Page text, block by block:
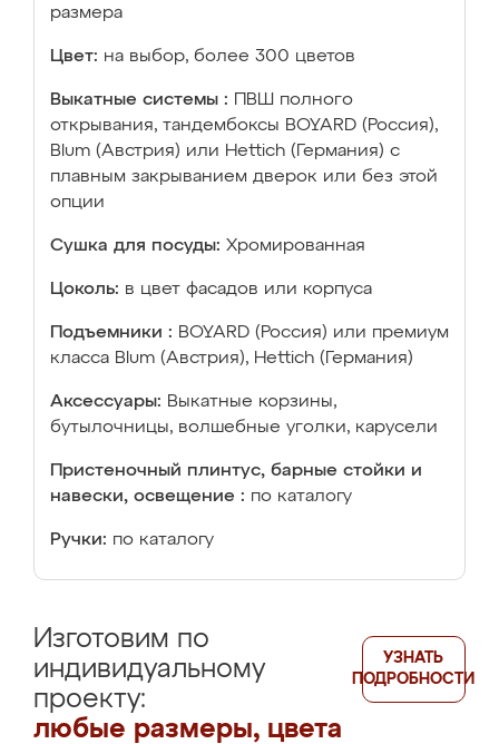
размера
Цвет: на выбор, более 300 цветов
Выкатные системы :
ПВШ полного
открывания, тандембоксы BOYARD (Россия),
Blum (Австрия) или Hettich (Германия) с
плавным закрыванием дверок или без этой
опции
Сушка для посуды: Хромированная
Цоколь: в цвет фасадов или корпуса
Подъемники : BOYARD (Россия) или премиум
класса Blum (Австрия), Hettich (Германия)
Аксессуары: Выкатные корзины,
бутылочницы, волшебные уголки, карусели
Пристеночный плинтус, барные стойки и
навески, освещение : по каталогу
Ручки: по каталогу
Изготовим по
индивидуальному
проекту:
любые размеры, цвета
УЗНАТЬ
ПОДРОБНОСТИ